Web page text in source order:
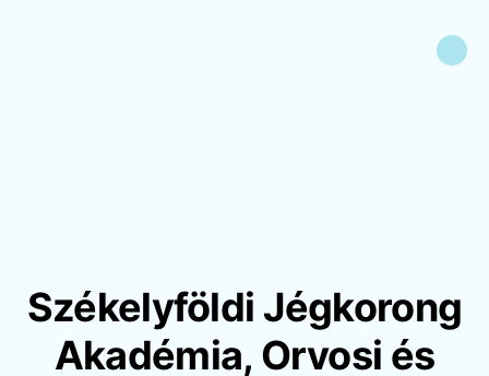
Székelyföldi Jégkorong
Akadémia, Orvosi és